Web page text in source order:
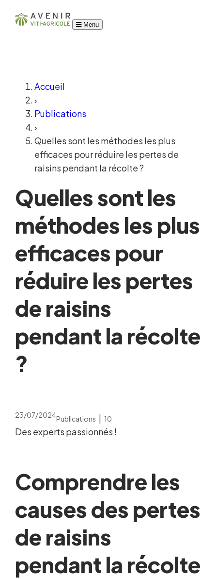
Menu
Accueil
›
Publications
›
Quelles sont les méthodes les plus
efficaces pour réduire les pertes de
raisins pendant la récolte ?
Quelles sont les
méthodes les plus
efficaces pour
réduire les pertes
de raisins
pendant la récolte
?
23/07/2024Publications | 10
Des experts passionnés !
Comprendre les
causes des pertes
de raisins
pendant la récolte